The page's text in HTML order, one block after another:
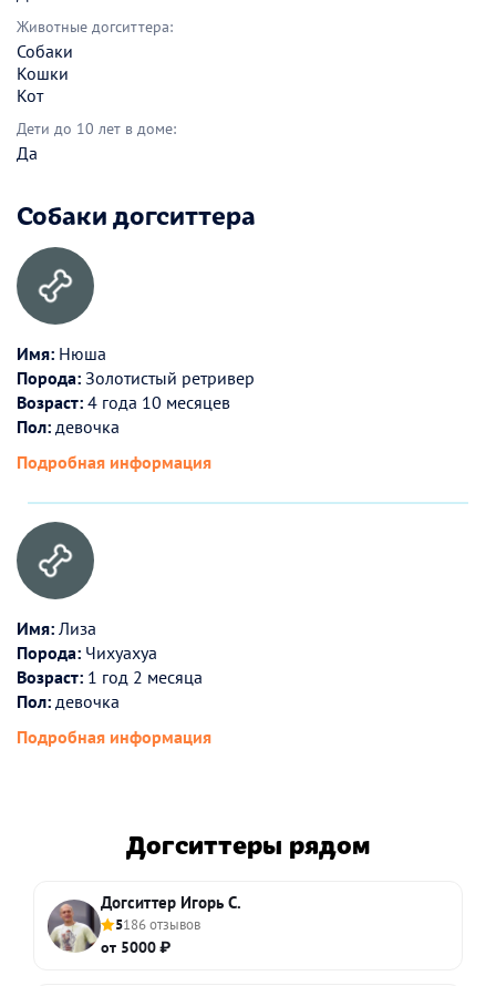
Животные догситтера:
Собаки
Кошки
Кот
Дети до 10 лет в доме:
Да
Собаки догситтера
Имя: Нюша
Порода: Золотистый ретривер
Возраст: 4 года 10 месяцев
Пол: девочка
Подробная информация
Имя: Лиза
Порода: Чихуахуа
Возраст: 1 год 2 месяца
Пол: девочка
Подробная информация
Догситтеры рядом
Догситтер Игорь С.
5186 отзывов
от 5000 ₽